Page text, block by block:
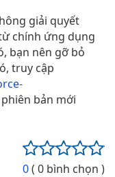
giải quyết
chính ứng dụng
bạn nên gỡ bỏ
truy cập
bản mới
0( 0 bình chọn )